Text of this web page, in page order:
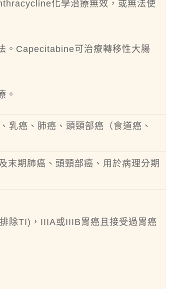
化學治療無效，或無法使
。Capecitabine可治療轉移性大腸
。
乳癌、肺癌、頭頸部癌（食道癌、
末期肺癌、頭頸部癌、用於病理分期
除TI)，IIIA或IIIB胃癌且接受過胃癌